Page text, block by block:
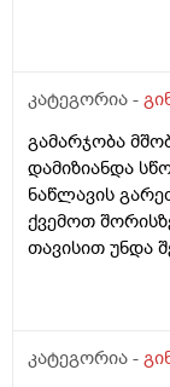
კატეგორია -
გამარჯობა
დამიზიანდა
ნაწლავის
ქვემოთ
თავისით უნდა
კატეგორია -